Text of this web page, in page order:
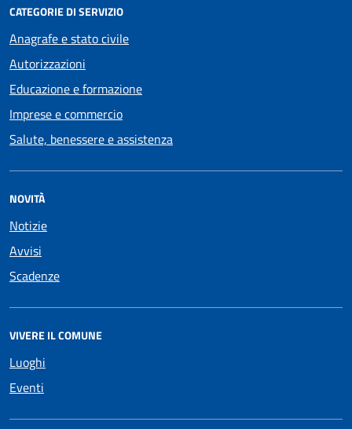
CATEGORIE DI SERVIZIO
Anagrafe e stato civile
Autorizzazioni
Educazione e formazione
Imprese e commercio
Salute, benessere e assistenza
NOVITÀ
Notizie
Avvisi
Scadenze
VIVERE IL COMUNE
Luoghi
Eventi